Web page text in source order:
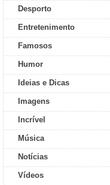
Desporto
Entretenimento
Famosos
Humor
Ideias e Dicas
Imagens
Incrível
Música
Notícias
Vídeos